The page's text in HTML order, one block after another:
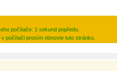
počítače: 1 sekund popředu.
počítači prosím obnovte tuto stránku.